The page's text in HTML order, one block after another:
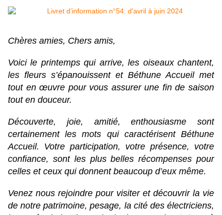
Chères amies, Chers amis,
Voici le printemps qui arrive, les oiseaux chantent,
les fleurs s’épanouissent et Béthune Accueil met
tout en œuvre pour vous assurer une fin de saison
tout en douceur.
Découverte, joie, amitié, enthousiasme sont
certainement les mots qui caractérisent Béthune
Accueil. Votre participation, votre présence, votre
confiance, sont les plus belles récompenses pour
celles et ceux qui donnent beaucoup d’eux même.
Venez nous rejoindre pour visiter et découvrir la vie
de notre patrimoine, pesage, la cité des électriciens,